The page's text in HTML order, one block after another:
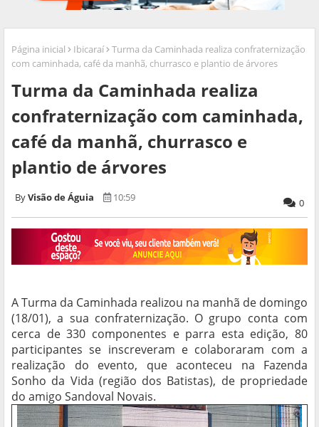
Página inicial Ibicaraí
Turma da Caminhada realiza confraternização
com caminhada, café da manhã, churrasco e plantio de árvores
Turma da Caminhada realiza
confraternização com caminhada,
café da manhã, churrasco e
plantio de árvores
Visão de Águia 10:59 0
A Turma da Caminhada realizou na manhã de domingo
(18/01), a sua confraternização. O grupo conta com
cerca de 330 componentes e parra esta edição, 80
participantes se inscreveram e colaboraram com a
realização do evento, que aconteceu na Fazenda
Sonho da Vida (região dos Batistas), de propriedade
do amigo Sandoval Novais.